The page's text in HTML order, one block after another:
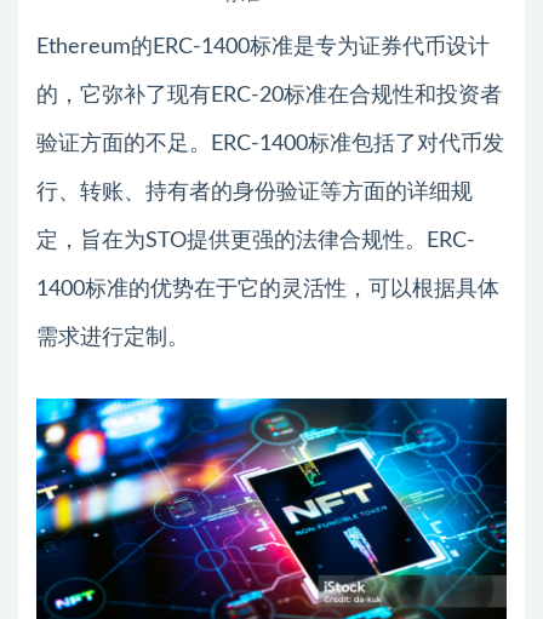
Ethereum的ERC-1400标准是专为证券代币设计
的，它弥补了现有ERC-20标准在合规性和投资者
验证方面的不足。ERC-1400标准包括了对代币发
行、转账、持有者的身份验证等方面的详细规
定，旨在为STO提供更强的法律合规性。ERC-
1400标准的优势在于它的灵活性，可以根据具体
需求进行定制。